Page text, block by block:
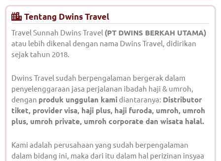
Tentang Dwins Travel
Travel Sunnah Dwins Travel (PT DWINS BERKAH UTAMA)
atau lebih dikenal dengan nama Dwins Travel, didirikan
sejak tahun 2018.
Dwins Travel sudah berpengalaman bergerak dalam
penyelenggaraan jasa perjalanan ibadah haji & umroh,
dengan produk unggulan kamidiantaranya: Distributor
tiket, provider visa, haji plus, haji furoda, umroh, umroh
plus, umroh private, umroh corporate dan wisata halal.
Kami adalah perusahaan yang sudah berpengalaman
dalam bidang ini, maka dari itu dalam hal perizinan insyaa